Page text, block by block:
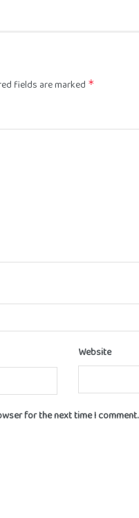
fields are marked *
Website
for the next time I comment.